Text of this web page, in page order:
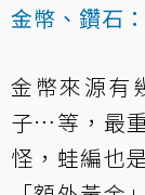
金幣、鑽石：
金幣來源有
子…等，最
怪，蛙編也